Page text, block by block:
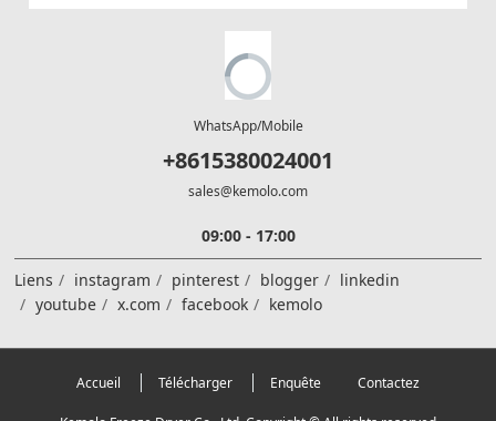
WhatsApp/Mobile
+8615380024001
sales@kemolo.com
09:00 - 17:00
Liens instagram pinterest blogger
linkedin
youtube
x.com facebook kemolo
Accueil Télécharger Enquête Contactez